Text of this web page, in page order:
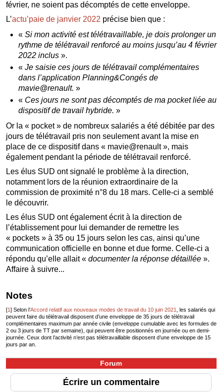
février, ne soient pas décomptés de cette enveloppe.
L’actu’paie de janvier 2022 précise bien que :
« Si mon activité est télétravaillable, je dois prolonger un
rythme de télétravail renforcé au moins jusqu’au 4 février
2022 inclus».
« Je saisie ces jours de télétravail complémentaires
dans l’application Planning&Congés de
mavie@renault. »
« Ces jours ne sont pas décomptés de ma pocket liée au
dispositif de travail hybride. »
Or la « pocket » de nombreux salariés a été débitée par des
jours de télétravail pris non seulement avant la mise en
place de ce dispositif dans « mavie@renault », mais
également pendant la période de télétravail renforcé.
Les élus SUD ont signalé le problème à la direction,
notamment lors de la réunion extraordinaire de la
commission de proximité n°8 du 18 mars. Celle-ci a semblé
le découvrir.
Les élus SUD ont également écrit à la direction de
l’établissement pour lui demander de remettre les
« pockets » à 35 ou 15 jours selon les cas, ainsi qu’une
communication officielle en bonne et due forme. Celle-ci a
répondu qu’elle allait « documenter la réponse détaillée».
Affaire à suivre...
Notes
[1 ] Selon l’Accord relatif aux nouveaux modes de travail du 10 juin 2021
, les salariés qui
peuvent faire du télétravail disposent d’une enveloppe de 35 jours de télétravail
complémentaires maximum par année civile (enveloppe cumulable avec les formules de
2 ou 3 jours de TT par semaine), qui peuvent être positionnés en journée ou en demi-
journée. Ceux dont l’activité n’est pas télétravaillable disposent d’une enveloppe de 15
jours par an.
Forum
Écrire un commentaire